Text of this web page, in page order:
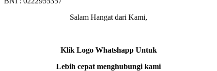
Salam Hangat dari Kami,
Klik Logo Whatshapp Untuk
Lebih cepat menghubungi kami